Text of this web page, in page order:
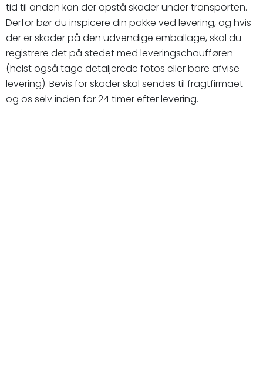
tid til anden kan der opstå skader under transporten.
Derfor bør du inspicere din pakke ved levering, og hvis
der er skader på den udvendige emballage, skal du
registrere det på stedet med leveringschaufføren
(helst også tage detaljerede fotos eller bare afvise
levering). Bevis for skader skal sendes til fragtfirmaet
og os selv inden for 24 timer efter levering.